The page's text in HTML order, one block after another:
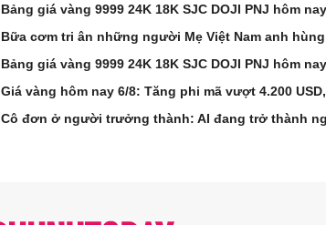
Bảng giá vàng 9999 24K 18K SJC DOJI PNJ hôm
Bữa cơm tri ân những người Mẹ Việt Nam anh
Bảng giá vàng 9999 24K 18K SJC DOJI PNJ hôm
Giá vàng hôm nay 6/8: Tăng phi mã vượt 4.200
Cô đơn ở người trưởng thành: AI đang trở thành